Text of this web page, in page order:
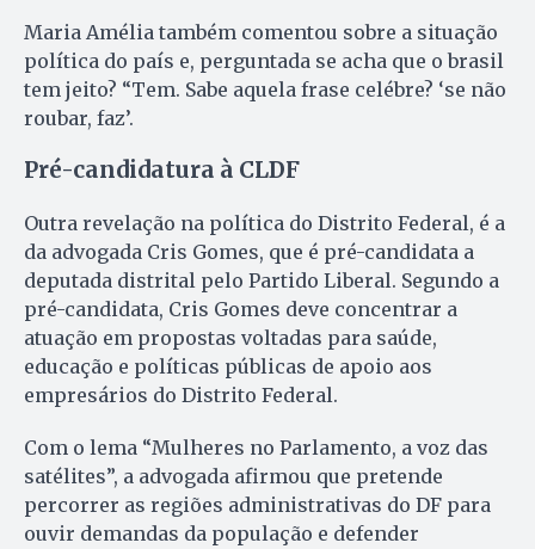
Maria Amélia também comentou sobre a situação
política do país e, perguntada se acha que o brasil
tem jeito? “Tem. Sabe aquela frase celébre? ‘se não
roubar, faz’.
Pré-candidatura à CLDF
Outra revelação na política do Distrito Federal, é a
da advogada Cris Gomes, que é pré-candidata a
deputada distrital pelo Partido Liberal. Segundo a
pré-candidata, Cris Gomes deve concentrar a
atuação em propostas voltadas para saúde,
educação e políticas públicas de apoio aos
empresários do Distrito Federal.
Com o lema “Mulheres no Parlamento, a voz das
satélites”, a advogada afirmou que pretende
percorrer as regiões administrativas do DF para
ouvir demandas da população e defender